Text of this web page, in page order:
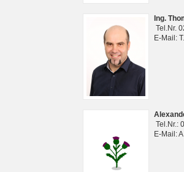
Ing.
Tel.Nr.
E-Mail:
Tel.Nr.:
E-Mail: